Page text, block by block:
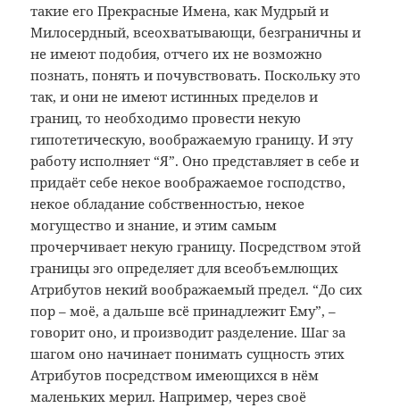
такие его Прекрасные Имена, как Мудрый и
Милосердный, всеохватывающи, безграничны и
не имеют подобия, отчего их не возможно
познать, понять и почувствовать. Поскольку это
так, и они не имеют истинных пределов и
границ, то необходимо провести некую
гипотетическую, воображаемую границу. И эту
работу исполняет “Я”. Оно представляет в себе и
придаёт себе некое воображаемое господство,
некое обладание собственностью, некое
могущество и знание, и этим самым
прочерчивает некую границу. Посредством этой
границы эго определяет для всеобъемлющих
Атрибутов некий воображаемый предел. “До сих
пор – моё, а дальше всё принадлежит Ему”, –
говорит оно, и производит разделение. Шаг за
шагом оно начинает понимать сущность этих
Атрибутов посредством имеющихся в нём
маленьких мерил. Например, через своё